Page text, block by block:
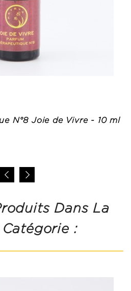
N°8 Joie de Vivre - 10 ml
Dans La
: